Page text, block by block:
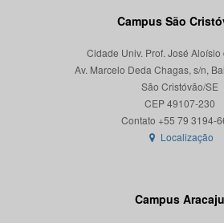
Campus São
Cidade Univ. Prof. José Aloísio
Av. Marcelo Deda Chagas, s/n,
São Cristóvão/SE
CEP 49107-230
Localização
Campus Aracaju